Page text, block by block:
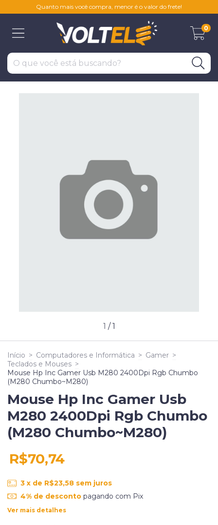
Quanto mais você compra, menor é o valor do frete!
0
1 /1
Início > Computadores e Informática > Gamer >
Teclados e Mouses >
Mouse Hp Inc Gamer Usb M280 2400Dpi Rgb Chumbo
(M280 Chumbo~M280)
Mouse Hp Inc Gamer Usb
M280 2400Dpi Rgb Chumbo
(M280 Chumbo~M280)
R$70,74
3 x de R$23,58 sem juros
4% de descontopagando com Pix
Ver mais detalhes